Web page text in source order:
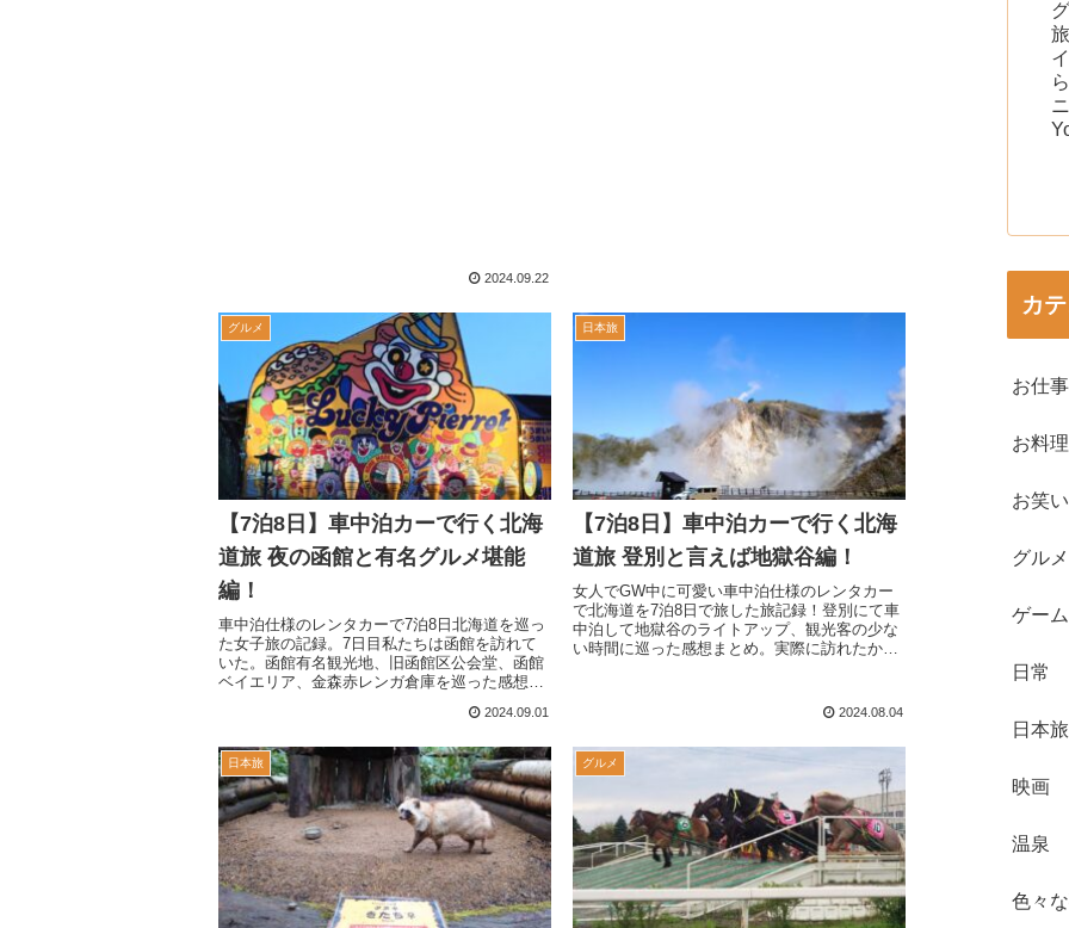
2024.09.22
グルメ
【7泊8日】車中泊カーで行く北海
道旅 夜の函館と有名グルメ堪能
編！
車中泊仕様のレンタカーで7泊8日北海道を巡っ
た女子旅の記録。7日目私たちは函館を訪れて
いた。函館有名観光地、旧函館区公会堂、函館
ベイエリア、金森赤レンガ倉庫を巡った感想、
セガワストアのやきとり弁当実食感想！急遽訪
2024.09.01
日本旅
【7泊8日】車中泊カーで行く北海
道旅 登別と言えば地獄谷編！
女人でGW中に可愛い車中泊仕様のレンタカー
で北海道を7泊8日で旅した旅記録！登別にて車
中泊して地獄谷のライトアップ、観光客の少な
い時間に巡った感想まとめ。実際に訪れたから
2024.08.04
日本旅 グルメ
カ
お仕
お料理
お笑い
グルメ
ゲーム
日常
日本旅
映画
温泉
色々